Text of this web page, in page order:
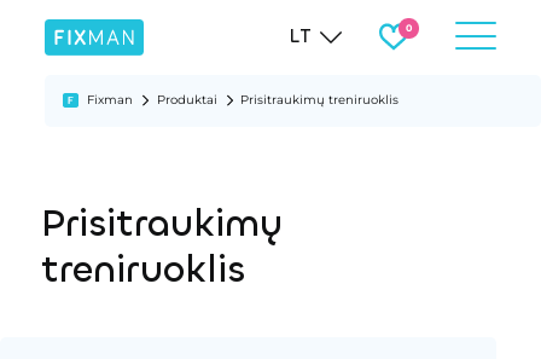
LT
Fixman Produktai Prisitraukimų treniruoklis
Prisitraukimų
treniruoklis